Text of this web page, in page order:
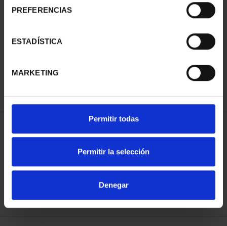
PREFERENCIAS
ESTADÍSTICA
MARKETING
Permitir todas
Permitir la selección
Denegar
SUBSCRIPTION
SUBSCRIPTION
CAPITALS OF SPAIN 4
Only for registered users
SORT BY:
REFINE